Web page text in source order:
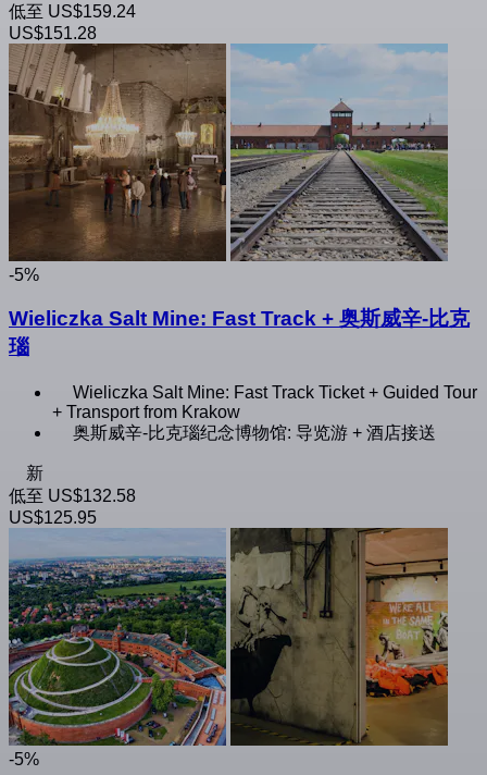
低至 US$159.24
US$151.28
-5%
Wieliczka Salt Mine: Fast Track + 奥斯威辛-比克
瑙
Wieliczka Salt Mine: Fast Track Ticket + Guided Tour
+ Transport from Krakow
奥斯威辛-比克瑙纪念博物馆: 导览游 + 酒店接送
新
低至 US$132.58
US$125.95
-5%